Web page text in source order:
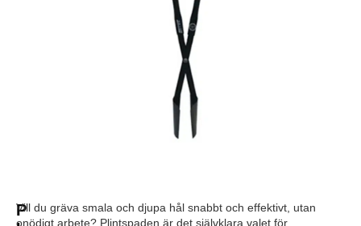
P
Vill du gräva smala och djupa hål snabbt och effektivt, utan
onödigt arbete? Plintspaden är det självklara valet för